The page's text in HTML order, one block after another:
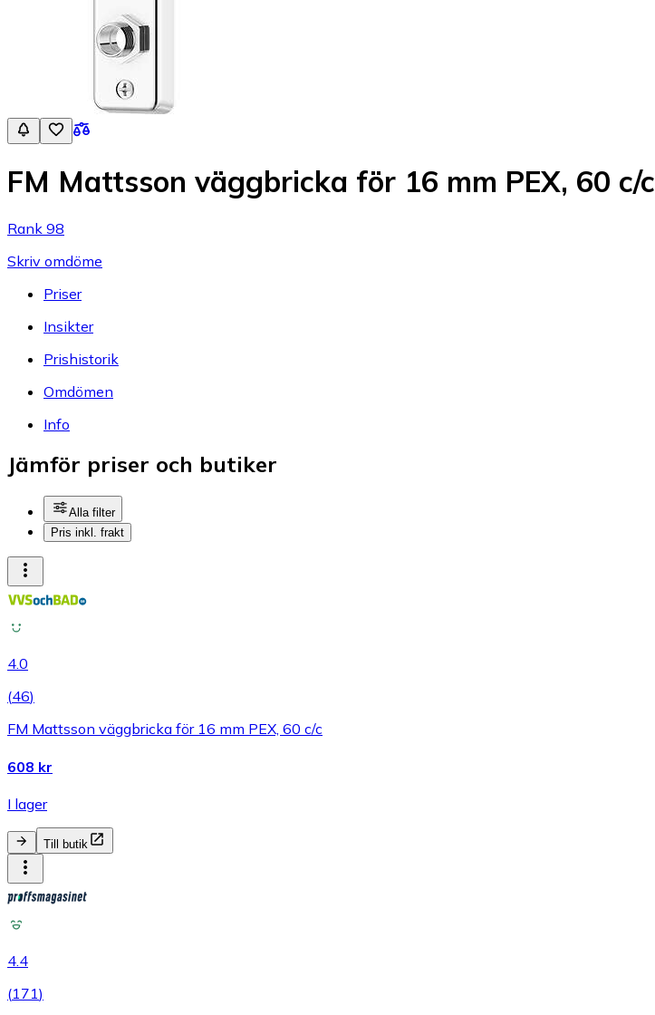
FM Mattsson väggbricka för 16 mm PEX, 60 c/c
Rank 98
Skriv omdöme
Priser
Insikter
Prishistorik
Omdömen
Info
Jämför priser och butiker
Alla filter
Pris inkl. frakt
4.0
(46)
FM Mattsson väggbricka för 16 mm PEX, 60 c/c
608 kr
I lager
Till butik
4.4
(171)